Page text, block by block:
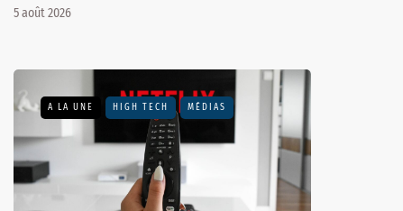
5 août 2026
A LA UNE HIGH TECH MÉDIAS